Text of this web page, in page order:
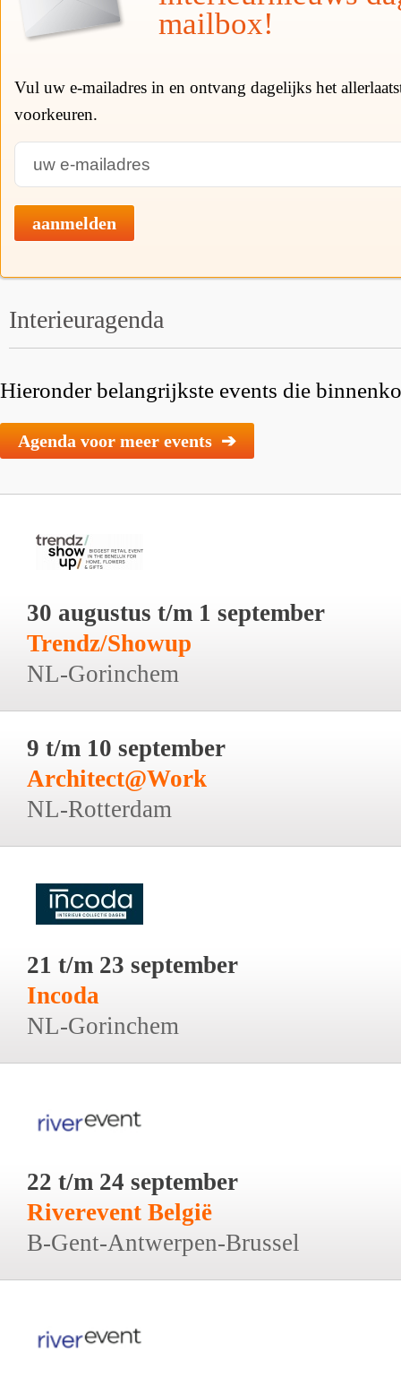
mailbox!
Vul uw e-mailadres in en ontvang dagelijks het
voorkeuren.
aanmelden
Interieuragenda
Hieronder belangrijkste events die
Agenda voor meer events ➔
30 augustus t/m 1 september
Trendz/Showup
NL-Gorinchem
9 t/m 10 september
Architect@Work
NL-Rotterdam
21 t/m 23 september
Incoda
NL-Gorinchem
22 t/m 24 september
Riverevent België
B-Gent-Antwerpen-Brussel